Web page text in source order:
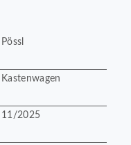
Pössl
Kastenwagen
11/2025